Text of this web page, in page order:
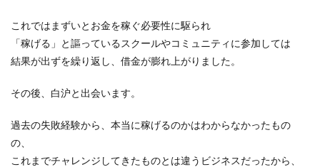
これではまずいとお金を稼ぐ必要性に駆られ
「稼げる」と謳っているスクールやコミュニティに参加しては
結果が出ずを繰り返し、借金が膨れ上がりました。
その後、白沪と出会います。
過去の失敗経験から、本当に稼げるのかはわからなかったもの
の、
これまでチャレンジしてきたものとは違うビジネスだったから、